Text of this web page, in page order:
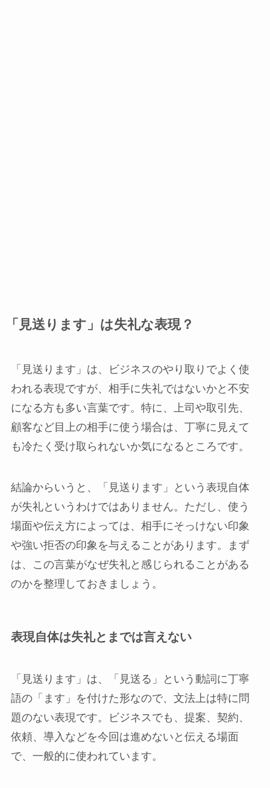
「見送ります」は失礼な表現？
「見送ります」は、ビジネスのやり取りでよく使
われる表現ですが、相手に失礼ではないかと不安
になる方も多い言葉です。特に、上司や取引先、
顧客など目上の相手に使う場合は、丁寧に見えて
も冷たく受け取られないか気になるところです。
結論からいうと、「見送ります」という表現自体
が失礼というわけではありません。ただし、使う
場面や伝え方によっては、相手にそっけない印象
や強い拒否の印象を与えることがあります。まず
は、この言葉がなぜ失礼と感じられることがある
のかを整理しておきましょう。
表現自体は失礼とまでは言えない
「見送ります」は、「見送る」という動詞に丁寧
語の「ます」を付けた形なので、文法上は特に問
題のない表現です。ビジネスでも、提案、契約、
依頼、導入などを今回は進めないと伝える場面
で、一般的に使われています。